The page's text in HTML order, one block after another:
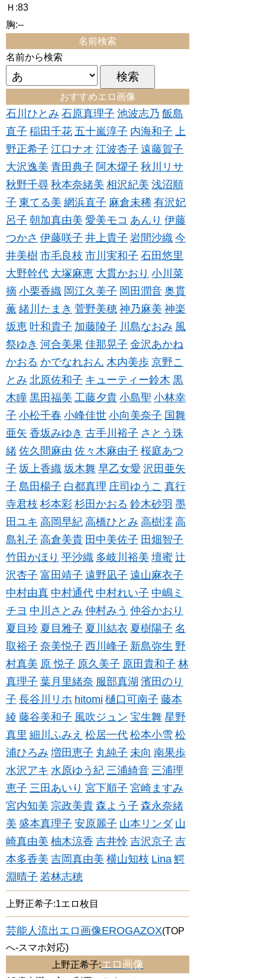
Ｈ:83
胸:--
名前検索
名前から検索
おすすめエロ画像
石川ひとみ 石原真理子 池波志乃 飯島
直子 稲田千花 五十嵐淳子 内海和子 上
野正希子 江口ナオ 江波杏子 遠藤賀子
大沢逸美 青田典子 阿木燿子 秋川リサ
秋野千尋 秋本奈緒美 相沢紀美 浅沼順
子 東てる美 網浜直子 麻倉未稀 有沢妃
呂子 朝加真由美 愛美モコ あんり 伊藤
つかさ 伊藤咲子 井上貴子 岩間沙織 今
井美樹 市毛良枝 市川実和子 石田悠里
大野幹代 大塚麻恵 大貫かおり 小川菜
摘 小栗香織 岡江久美子 岡田潤音 奥貫
薫 緒川たまき 菅野美穂 神乃麻美 神楽
坂恵 叶和貴子 加藤陵子 川島なおみ 風
祭ゆき 河合美果 佳那晃子 金沢あかね
かおる かでなれおん 木内美歩 京野こ
とみ 北原佐和子 キューティー鈴木 黒
木瞳 黒田福美 工藤夕貴 小島聖 小林幸
子 小松千春 小峰佳世 小向美奈子 国舞
亜矢 香坂みゆき 古手川裕子 さとう珠
緒 佐久間麻由 佐々木麻由子 桜庭あつ
子 坂上香織 坂木舞 早乙女愛 沢田亜矢
子 島田楊子 白都真理 庄司ゆうこ 真行
寺君枝 杉本彩 杉田かおる 鈴木砂羽 墨
田ユキ 高岡早紀 高橋ひとみ 高樹澪 高
島礼子 高倉美貴 田中美佐子 田畑智子
竹田かほり 平沙織 多岐川裕美 壇蜜 辻
沢杏子 富田靖子 遠野凪子 遠山麻衣子
中村由真 中村通代 中村れい子 中嶋ミ
チヨ 中川さとみ 仲村みう 仲谷かおり
夏目玲 夏目雅子 夏川結衣 夏樹陽子 名
取裕子 奈美悦子 西川峰子 新島弥生 野
村真美 原 悦子 原久美子 原田貴和子 林
真理子 葉月里緒奈 服部真湖 濱田のり
子 長谷川リホ hitomi 樋口可南子 藤本
綾 藤谷美和子 風吹ジュン 宝生舞 星野
真里 細川ふみえ 松居一代 松本小雪 松
浦ひろみ 増田恵子 丸純子 未向 南果歩
水沢アキ 水原ゆう紀 三浦綺音 三浦理
恵子 三田あいり 宮下順子 宮崎ますみ
宮内知美 宗政美貴 森よう子 森永奈緒
美 盛本真理子 安原麗子 山本リンダ 山
崎真由美 柚木涼香 吉井怜 吉沢京子 吉
本多香美 吉岡真由美 横山知枝 Lina 鰐
淵晴子 若林志穂
上野正希子:1エロ枚目
芸能人流出エロ画像EROGAZOX(TOP
へ-スマホ対応)
上野正希子:エロ画像